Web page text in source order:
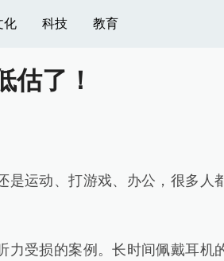
化 科技 教育
估了！
运动、打游戏、办公，很多人
受损的案例。长时间佩戴耳机